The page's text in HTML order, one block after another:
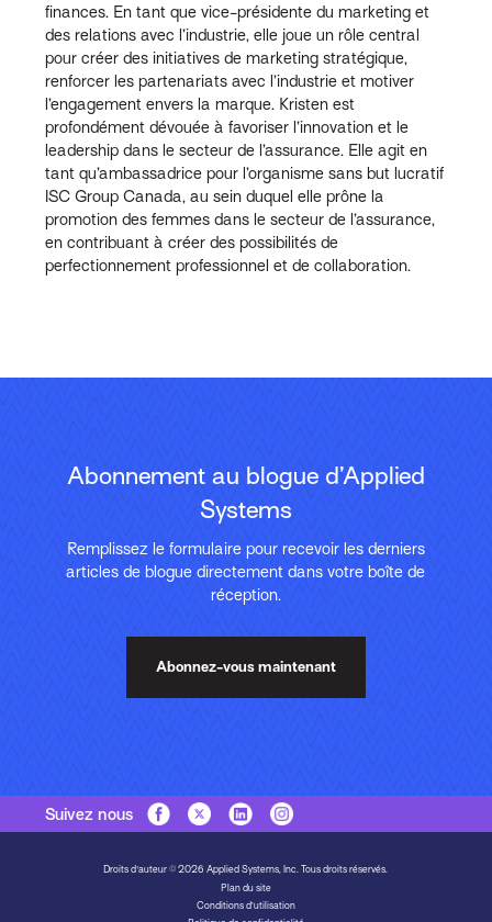
finances. En tant que vice-présidente du marketing et
des relations avec l’industrie, elle joue un rôle central
pour créer des initiatives de marketing stratégique,
renforcer les partenariats avec l’industrie et motiver
l’engagement envers la marque. Kristen est
profondément dévouée à favoriser l’innovation et le
leadership dans le secteur de l’assurance. Elle agit en
tant qu’ambassadrice pour l’organisme sans but lucratif
ISC Group Canada, au sein duquel elle prône la
promotion des femmes dans le secteur de l’assurance,
en contribuant à créer des possibilités de
perfectionnement professionnel et de collaboration.
Abonnement au blogue d’Applied
Systems
Remplissez le formulaire pour recevoir les derniers
articles de blogue directement dans votre boîte de
réception.
Abonnez-vous maintenant
Suivez nous
Droits d'auteur © 2026 Applied Systems, Inc. Tous droits réservés.
Plan du site
Conditions d’utilisation